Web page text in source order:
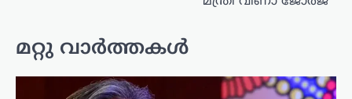
മറ്റു വാർത്തകൾ